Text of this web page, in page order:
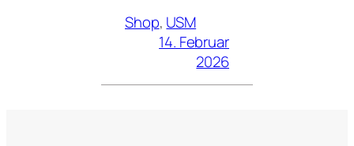
Shop, USM
14. Februar
2026